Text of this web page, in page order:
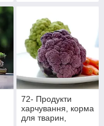
72- Продукти
харчування, корма
для тварин,